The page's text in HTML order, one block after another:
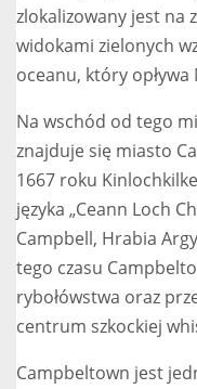
zlokalizowany jest na
widokami zielonych
oceanu, który
Na wschód od tego
znajduje się miasto
1667 roku
języka „Ceann Loch
Campbell, Hrabia
tego czasu
rybołówstwa oraz
centrum szkockiej
Campbeltown jest